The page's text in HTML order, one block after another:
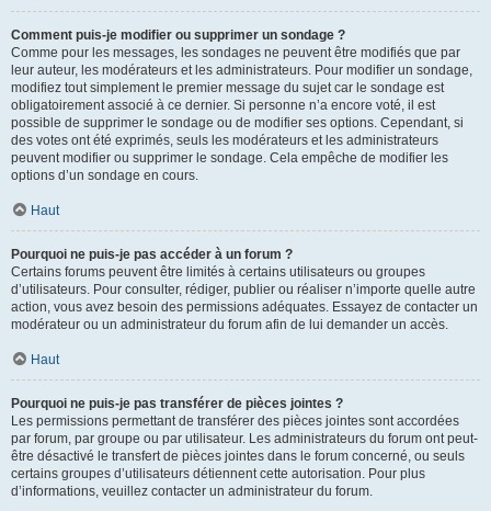
Comment puis-je modifier ou supprimer un sondage ?
Comme pour les messages, les sondages ne peuvent être modifiés que par
leur auteur, les modérateurs et les administrateurs. Pour modifier un sondage,
modifiez tout simplement le premier message du sujet car le sondage est
obligatoirement associé à ce dernier. Si personne n’a encore voté, il est
possible de supprimer le sondage ou de modifier ses options. Cependant, si
des votes ont été exprimés, seuls les modérateurs et les administrateurs
peuvent modifier ou supprimer le sondage. Cela empêche de modifier les
options d’un sondage en cours.
Haut
Pourquoi ne puis-je pas accéder à un forum ?
Certains forums peuvent être limités à certains utilisateurs ou groupes
d’utilisateurs. Pour consulter, rédiger, publier ou réaliser n’importe quelle autre
action, vous avez besoin des permissions adéquates. Essayez de contacter un
modérateur ou un administrateur du forum afin de lui demander un accès.
Haut
Pourquoi ne puis-je pas transférer de pièces jointes ?
Les permissions permettant de transférer des pièces jointes sont accordées
par forum, par groupe ou par utilisateur. Les administrateurs du forum ont peut-
être désactivé le transfert de pièces jointes dans le forum concerné, ou seuls
certains groupes d’utilisateurs détiennent cette autorisation. Pour plus
d’informations, veuillez contacter un administrateur du forum.